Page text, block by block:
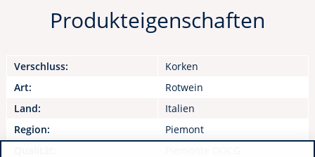
Produkteigenschaften
Verschluss:
Korken
Art:
Rotwein
Land:
Italien
Region:
Piemont